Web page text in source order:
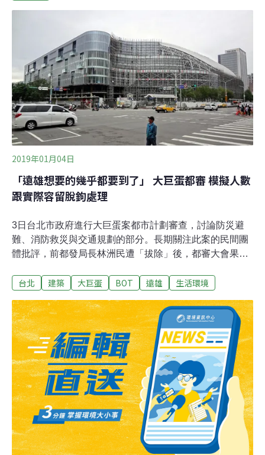
大巨蛋都審尚未通過，天氣回暖，已錯過最佳移樹時間，
應暫停移樹，否則將到場抗爭。2014年遠雄出動百名工
人，移走大巨蛋光復南路、忠孝東路側54棵樹，柯文哲上
任後重啟移樹，同意遠雄去年初移植剩餘33棵樹，遭護樹
團體徹夜抗爭，是否出動警方排除抗爭，北市府、遠雄雙
方不同調。遠雄發言人楊舜欽說，移樹為市府責任，遠雄
僅代辦，若遇陳抗又無公權力介入，工程勢將停擺，盼雙
方能合作，以最快速方式解決問題。
2019年01月04日
「遠雄想要的幾乎都要到了」 大巨蛋都審 模擬人數
跟實際容留脫鉤處理
3日台北市政府進行大巨蛋案都市計劃審查，討論防災避
難、消防救災與交通規劃的部分。長期關注此案的民間團
體批評，前都發局長林洲民遭「拔除」後，都審大會果然
符合契約關係」的態度下，「遠雄想要的幾乎都要到
審會討論模擬結果。對北市府來說，大巨蛋有了新進展，
當都審完成、建管處完成建造執照第3次變更的審查後，
大巨蛋即可復工。但民間團體認為，都委會接受了遠雄提
出的「防災模擬人數與未來實際營運（容留）人數應脫鉤
處理」的說法，會是大問題。蠻野心足生態協會律師蔡雅
瀅批，如此一來，模擬人數將跟實際營運人數不同，模擬
何以反映實際狀況？根本無助於釐清交通衝擊、公共安全
爭議。松菸公園催生聯盟召集人游藝指出，去年底台北市
長柯文哲順利連任後，已做出「大巨蛋不拆就是要蓋」的
表態，隨後都發局長林洲民在臉書上公開痛批市府出現了
「把
台北 建築 大巨蛋 BOT 遠雄 生活環境